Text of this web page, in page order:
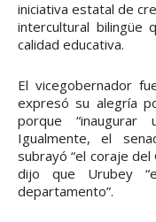
iniciativa estatal de
intercultural
calidad educativa.
El vicegobernador
expresó su alegría
porque “inaugurar
Igualmente, el
subrayó “el coraje
dijo que Urubey
departamento”.